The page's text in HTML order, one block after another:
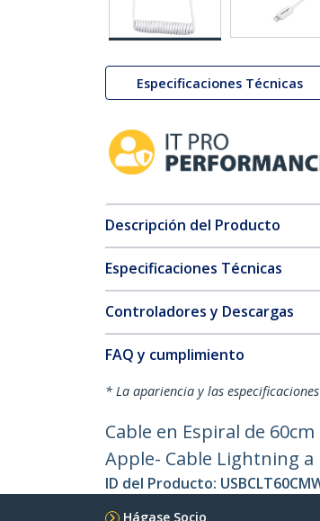
Especificaciones Técnicas
Descripción del Producto
Especificaciones Técnicas
Controladores y Descargas
FAQ y cumplimiento
* La apariencia y las
Cable en Espiral de
Apple- Cable Lightning a
ID del Producto:
Hágase Socio